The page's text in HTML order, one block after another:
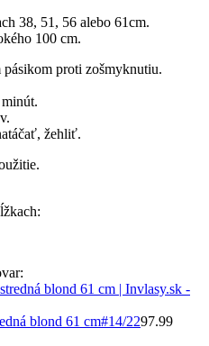
38, 51, 56 alebo 61cm.
100 cm.
proti zošmyknutiu.
žehliť.
blond 61 cm#14/2297.99